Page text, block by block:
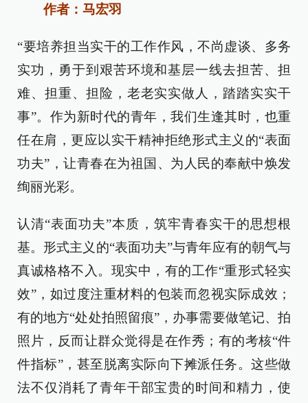
作者：马宏羽
“要培养担当实干的工作作风，不尚虚谈、多务
实功，勇于到艰苦环境和基层一线去担苦、担
难、担重、担险，老老实实做人，踏踏实实干
事”。作为新时代的青年，我们生逢其时，也重
任在肩，更应以实干精神拒绝形式主义的“表面
功夫”，让青春在为祖国、为人民的奉献中焕发
绚丽光彩。
认清“表面功夫”本质，筑牢青春实干的思想根
基。形式主义的“表面功夫”与青年应有的朝气与
真诚格格不入。现实中，有的工作“重形式轻实
效”，如过度注重材料的包装而忽视实际成效；
有的地方“处处拍照留痕”，办事需要做笔记、拍
照片，反而让群众觉得是在作秀；有的考核“件
件指标”，甚至脱离实际向下摊派任务。这些做
法不仅消耗了青年干部宝贵的时间和精力，使